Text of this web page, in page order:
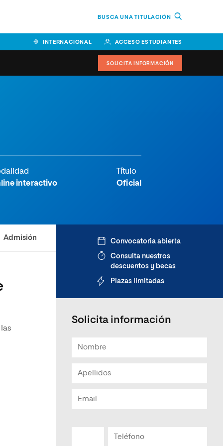
BUSCA UNA TITULACIÓN
INTERNACIONAL ACCESO ESTUDIANTES
SOLICITA INFORMACIÓN
interactivo
Título
Oficial
Admisión Convocatoria abierta
Consulta nuestros
descuentos y becas
Plazas limitadas
Solicita información